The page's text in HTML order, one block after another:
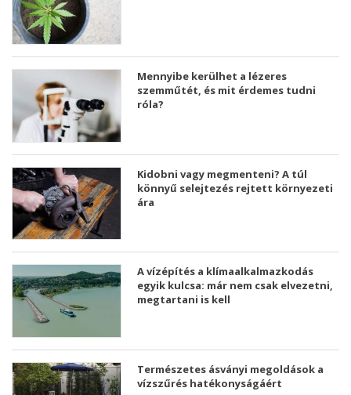
Mennyibe kerülhet a lézeres
szemműtét, és mit érdemes tudni
róla?
Kidobni vagy megmenteni? A túl
könnyű selejtezés rejtett környezeti
ára
A vízépítés a klímaalkalmazkodás
egyik kulcsa: már nem csak elvezetni,
megtartani is kell
Természetes ásványi megoldások a
vízszűrés hatékonyságáért